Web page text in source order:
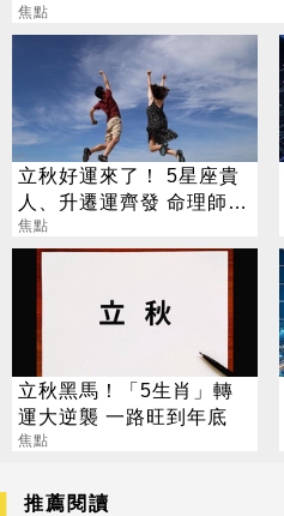
焦點
立秋好運來了！ 5星座貴
人、升遷運齊發 命理師：
把握黃金轉運期
焦點
立秋黑馬！「5生肖」轉
運大逆襲 一路旺到年底
焦點
推薦閱讀